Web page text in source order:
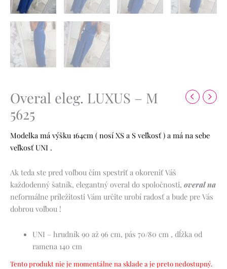
Overal eleg. LUXUS – M
5625
Modelka má výšku 164cm ( nosí XS a S veľkosť ) a má na sebe
veľkosť UNI .
Ak teda ste pred voľbou čím spestriť a okoreniť Váš
každodenný šatník, elegantný overal do spoločnosti, overal na
neformálne príležitosti Vám určite urobí radosť a bude pre Vás
dobrou voľbou !
UNI – hrudník 90 až 96 cm, pás 70/80 cm , dĺžka od
ramena 140 cm
Tento produkt nie je momentálne na sklade a je preto nedostupný.